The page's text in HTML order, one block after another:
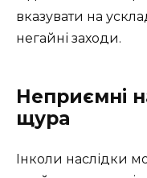
вказувати на
негайні заходи.
Неприємні
щура
Інколи наслідки